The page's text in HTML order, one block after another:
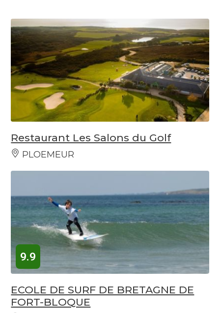
Restaurant Les Salons du Golf
PLOEMEUR
9.9
ECOLE DE SURF DE BRETAGNE DE
FORT-BLOQUE